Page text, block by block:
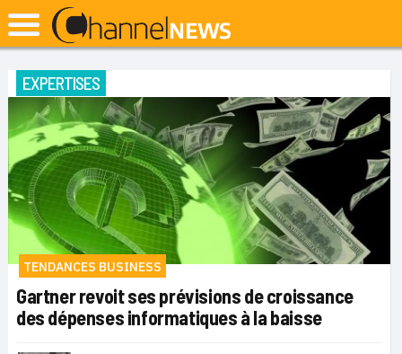
EXPERTISES
TENDANCES BUSINESS
Gartner revoit ses prévisions de croissance
des dépenses informatiques à la baisse